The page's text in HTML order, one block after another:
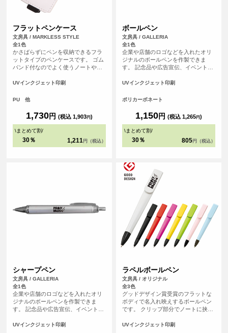
フラットペンケース
文房具 / MARKLESS STYLE
全1色
かさばらずにペンを収納できるフラ
ットタイプのペンケースです。 ゴム
バンド付なのでよく使うノートや手
ち歩かなくてもスマートに ペンを持
す。
UVインクジェット印刷
PU 他
1,730円 (税込 1,903円)
\まとめて割/
30％ 1,211 円（税込）
ボールペン
文房具 / GALLERIA
全1色
企業や店舗のロゴなどを入れたオリ
ジナルのボールペンを作製できま
す。 記念品や広告宣伝、イベントな
UVインクジェット印刷
ポリカーボネート
1,150円 (税込 1,265円)
\まとめて割/
30％ 805 円（税込）
シャープペン
文房具 / GALLERIA
全1色
企業や店舗のロゴなどを入れたオリ
ジナルのボールペンを作製できま
す。 記念品や広告宣伝、イベントな
UVインクジェット印刷
ラペルボールペン
文房具 / オリジナル
全3色
グッドデザイン賞受賞のフラットな
ボディで名入れ映えするボールペン
です。 クリップ部分でノートに挟め
使える優れものです。 用途で使い分
UVインクジェット印刷